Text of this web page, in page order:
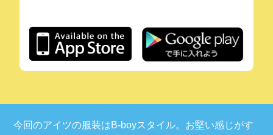
今回のアイツの服装はB-boyスタイル。お堅い感じがす